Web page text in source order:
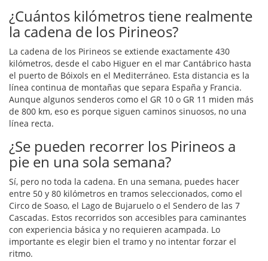
¿Cuántos kilómetros tiene realmente
la cadena de los Pirineos?
La cadena de los Pirineos se extiende exactamente 430
kilómetros, desde el cabo Higuer en el mar Cantábrico hasta
el puerto de Bóixols en el Mediterráneo. Esta distancia es la
línea continua de montañas que separa España y Francia.
Aunque algunos senderos como el GR 10 o GR 11 miden más
de 800 km, eso es porque siguen caminos sinuosos, no una
línea recta.
¿Se pueden recorrer los Pirineos a
pie en una sola semana?
Sí, pero no toda la cadena. En una semana, puedes hacer
entre 50 y 80 kilómetros en tramos seleccionados, como el
Circo de Soaso, el Lago de Bujaruelo o el Sendero de las 7
Cascadas. Estos recorridos son accesibles para caminantes
con experiencia básica y no requieren acampada. Lo
importante es elegir bien el tramo y no intentar forzar el
ritmo.